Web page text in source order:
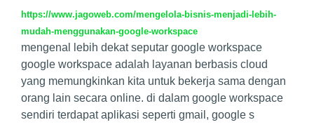
https://www.jagoweb.com/mengelola-bisnis-menjadi-lebih-
mudah-menggunakan-google-workspace
mengenal lebih dekat seputar google workspace
google workspace adalah layanan berbasis cloud
yang memungkinkan kita untuk bekerja sama dengan
orang lain secara online. di dalam google workspace
sendiri terdapat aplikasi seperti gmail, google s